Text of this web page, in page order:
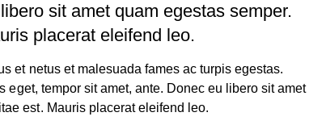
sit amet quam egestas semper.
placerat eleifend leo.
et netus et malesuada fames ac turpis egestas.
eget, tempor sit amet, ante. Donec eu libero sit amet
est. Mauris placerat eleifend leo.